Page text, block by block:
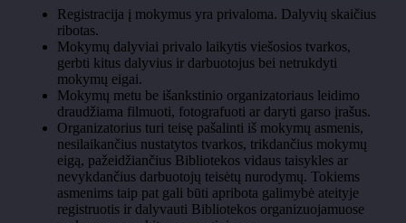
Registracija į mokymus yra privaloma. Dalyvių skaičius
ribotas.
Mokymų dalyviai privalo laikytis viešosios tvarkos,
gerbti kitus dalyvius ir darbuotojus bei netrukdyti
mokymų eigai.
Mokymų metu be išankstinio organizatoriaus leidimo
draudžiama filmuoti, fotografuoti ar daryti garso įrašus.
Organizatorius turi teisę pašalinti iš mokymų asmenis,
nesilaikančius nustatytos tvarkos, trikdančius mokymų
eigą, pažeidžiančius Bibliotekos vidaus taisykles ar
nevykdančius darbuotojų teisėtų nurodymų. Tokiems
asmenims taip pat gali būti apribota galimybė ateityje
registruotis ir dalyvauti Bibliotekos organizuojamuose